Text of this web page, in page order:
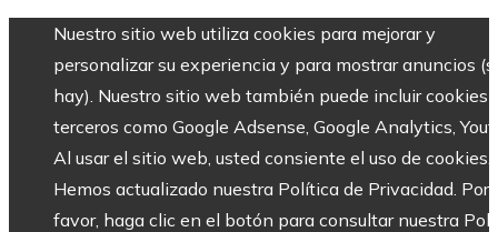
Nuestro sitio web utiliza cookies para mejorar y
personalizar su experiencia y para mostrar anuncios
hay). Nuestro sitio web también puede incluir cookies
terceros como Google Adsense, Google Analytics,
Al usar el sitio web, usted consiente el uso de cookies.
Hemos actualizado nuestra Política de Privacidad. Por
favor, haga clic en el botón para consultar nuestra